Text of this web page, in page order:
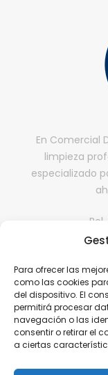
Para ofrecer las
como las cookies
del dispositivo. El
permitirá procesar
navegación o las
consentir o retirar el
a ciertas
En Comercial
limpieza
especializado